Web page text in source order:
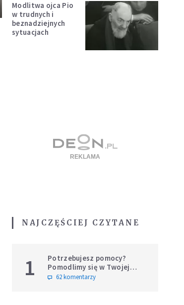
Modlitwa ojca Pio
w trudnych i
beznadziejnych
sytuacjach
NAJCZĘŚCIEJ CZYTANE
1
Potrzebujesz pomocy?
Pomodlimy się w Twojej
intencji
62 komentarzy